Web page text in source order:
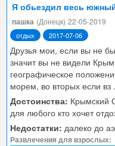
Я обьездил весь
пейзажнеечем
пашка (Донецк) 22-05-2019
отдых 2017-07-06
Друзья мои, если вы не
значит вы не видели
географическое
морем, во вторых если вз
Достоинства: Крымский
для любого кто хочет
Недостатки: далеко до
Развлечения для взрослых: